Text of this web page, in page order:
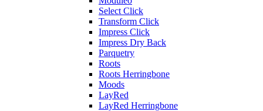
Select Click
Transform Click
Impress Click
Impress Dry Back
Parquetry
Roots
Roots Herringbone
Moods
LayRed
LayRed Herringbone